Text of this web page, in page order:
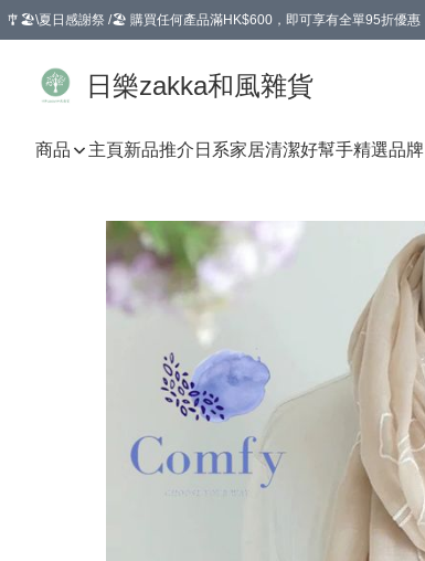
🎐🏖️\夏日感謝祭 /🏖️ 購買任何產品滿HK$600，即可享有全單95折優惠
日樂zakka和風雜貨
商品 主頁新品推介 日系家居清潔好幫手精選品